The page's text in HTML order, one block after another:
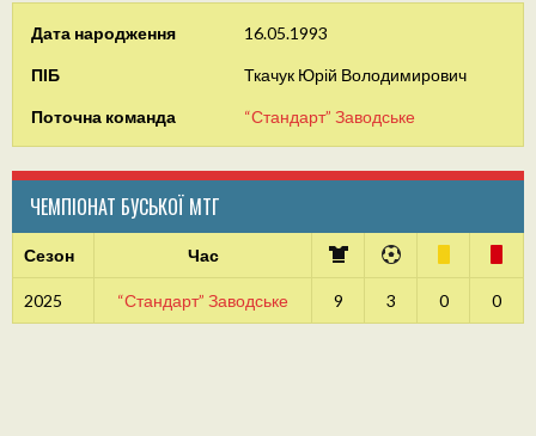
Дата народження 16.05.1993
ПІБ Ткачук Юрій Володимирович
Поточна команда “Стандарт” Заводське
ЧЕМПІОНАТ БУСЬКОЇ МТГ
Сезон Час
2025 “Стандарт” Заводське 9 3 0 0